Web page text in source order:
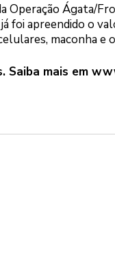
Operação Ágata/
foi apreendido o
maconha e
Saiba mais em